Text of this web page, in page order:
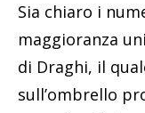
Sia chiaro i
maggioranza
di Draghi, il
sull’ombrello